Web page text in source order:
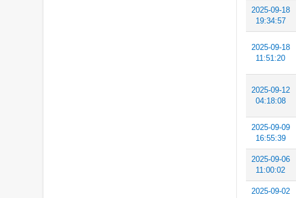
2025-09-18
19:34:57
2025-09-18
11:51:20
2025-09-12
04:18:08
2025-09-09
16:55:39
2025-09-06
11:00:02
2025-09-02